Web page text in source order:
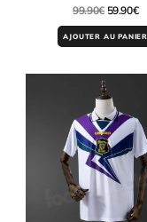
99.90€ 59.90€
AJOUTER AU PANIER